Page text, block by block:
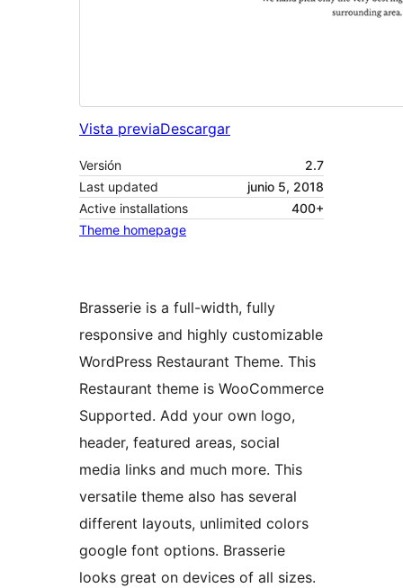
Vista previaDescargar
Versión
2.7
Last updated
junio 5, 2018
Active installations
400+
Theme homepage
Brasserie is a full-width, fully
responsive and highly customizable
WordPress Restaurant Theme. This
Restaurant theme is WooCommerce
Supported. Add your own logo,
header, featured areas, social
media links and much more. This
versatile theme also has several
different layouts, unlimited colors
google font options. Brasserie
looks great on devices of all sizes.